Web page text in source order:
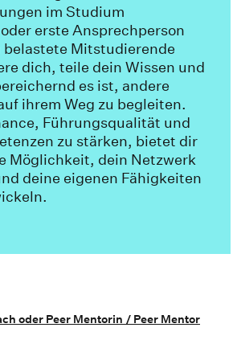
im Studium
erste Ansprechperson
Mitstudierende
dich, teile dein Wissen und
es ist, andere
ihrem Weg zu begleiten.
Führungsqualität und
zu stärken, bietet dir
Möglichkeit, dein Netzwerk
deine eigenen Fähigkeiten
oder Peer Mentorin / Peer Mentor